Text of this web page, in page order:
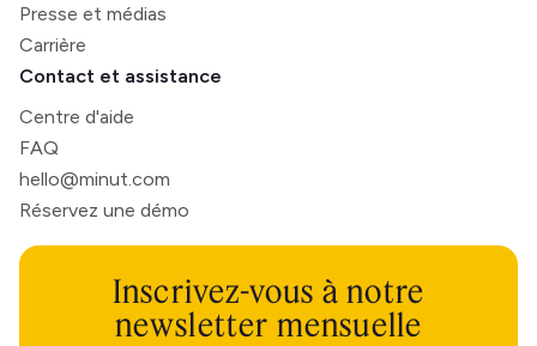
Presse et médias
Carrière
Contact et assistance
Centre d'aide
FAQ
hello@minut.com
Réservez une démo
Inscrivez-vous à notre
newsletter mensuelle